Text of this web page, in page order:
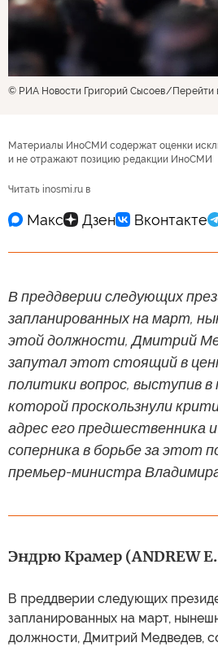
© РИА Новости Григорий Сысоев Перейти
Материалы ИноСМИ содержат оценки
и не отражают позицию редакции ИноСМИ
Читать inosmi.ru в
В преддверии следующих
запланированных на март,
этой должности, Дмитрий
запутал этот стоящий в
политики вопрос, выступив в
которой проскользнули
адрес его предшественника
соперника в борьбе за этот
премьер-министра
Эндрю Крамер (ANDREW
В преддверии следующих
запланированных на март,
должности, Дмитрий Медведев,